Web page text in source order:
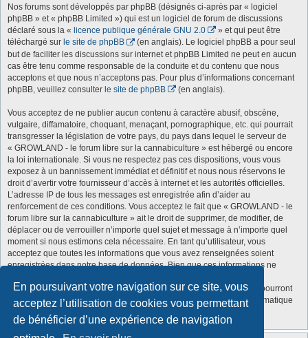
En poursuivant votre navigation sur ce site, vous
acceptez l’utilisation de cookies vous permettant
de bénéficier d’une expérience de navigation
Nos forums sont développés par phpBB (désignés ci-après par « logiciel
phpBB » et « phpBB Limited ») qui est un logiciel de forum de discussions
déclaré sous la « licence publique générale GNU 2.0
» et qui peut être
téléchargé sur le site de phpBB
(en anglais). Le logiciel phpBB a pour seul
but de faciliter les discussions sur internet et phpBB Limited ne peut en aucun
cas être tenu comme responsable de la conduite et du contenu que nous
acceptons et que nous n’acceptons pas. Pour plus d’informations concernant
phpBB, veuillez consulter le site de phpBB (en anglais).
Vous acceptez de ne publier aucun contenu à caractère abusif, obscène,
vulgaire, diffamatoire, choquant, menaçant, pornographique, etc. qui pourrait
transgresser la législation de votre pays, du pays dans lequel le serveur de
« GROWLAND - le forum libre sur la cannabiculture » est hébergé ou encore
la loi internationale. Si vous ne respectez pas ces dispositions, vous vous
exposez à un bannissement immédiat et définitif et nous nous réservons le
droit d’avertir votre fournisseur d’accès à internet et les autorités officielles.
L’adresse IP de tous les messages est enregistrée afin d’aider au
renforcement de ces conditions. Vous acceptez le fait que « GROWLAND - le
forum libre sur la cannabiculture » ait le droit de supprimer, de modifier, de
déplacer ou de verrouiller n’importe quel sujet et message à n’importe quel
moment si nous estimons cela nécessaire. En tant qu’utilisateur, vous
acceptez que toutes les informations que vous avez renseignées soient
enregistrées dans notre base de données. Bien que ces informations ne
« GROWLAND - le forum libre sur la cannabiculture », ni phpBB, ne pourront
être tenus comme responsables en cas de tentative de piratage informatique
visant à compromettre vos données.